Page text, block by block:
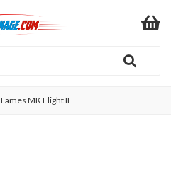
Lames MK Flight II